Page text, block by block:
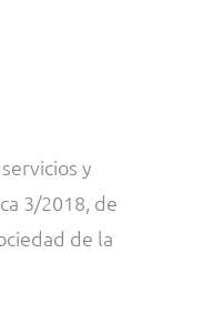
y
3/2018, de
de la